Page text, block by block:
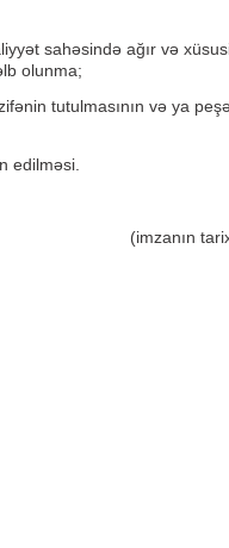
sahəsində ağır və
olunma;
tutulmasının və ya
edilməsi.